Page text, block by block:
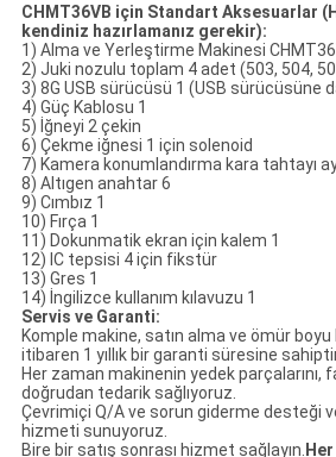
CHMT36VB için Standart Aksesuarlar
kendiniz hazırlamanız gerekir):
1) Alma ve Yerleştirme Makinesi
2) Juki nozulu toplam 4 adet (503, 504,
3) 8G USB sürücüsü 1 (USB sürücüsüne
4) Güç Kablosu 1
5) İğneyi 2 çekin
6) Çekme iğnesi 1 için solenoid
7) Kamera konumlandırma kara tahtayı
8) Altıgen anahtar 6
9) Cımbız 1
10) Fırça 1
11) Dokunmatik ekran için kalem 1
12) IC tepsisi 4 için fikstür
13) Gres 1
14) İngilizce kullanım kılavuzu 1
Servis ve Garanti:
Komple makine, satın alma ve ömür
itibaren 1 yıllık bir garanti süresine
Her zaman makinenin yedek parçalarını,
doğrudan tedarik sağlıyoruz.
Çevrimiçi Q/A ve sorun giderme desteği
hizmeti sunuyoruz.
Bire bir satış sonrası hizmet sağlayın.